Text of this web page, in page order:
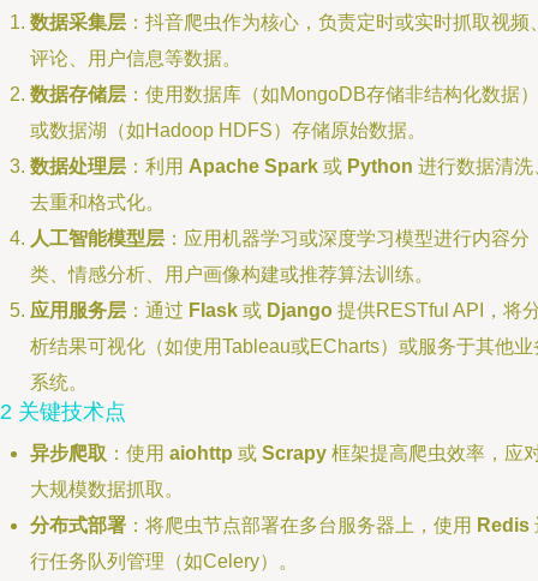
数据采集层 ：抖音爬虫作为核心，负责定时或实时抓取视频
评论、用户信息等数据。
数据存储层 ：使用数据库（如MongoDB存储非结构化数据）
或数据湖（如Hadoop HDFS）存储原始数据。
数据处理层 ：利用 Apache Spark 或 Python 进行数据清洗
去重和格式化。
人工智能模型层 ：应用机器学习或深度学习模型进行内容分
类、情感分析、用户画像构建或推荐算法训练。
应用服务层 ：通过 Flask 或 Django 提供RESTful API，将
析结果可视化（如使用Tableau或ECharts）或服务于其他业
系统。
关键技术点
异步爬取 ：使用 aiohttp 或 Scrapy 框架提高爬虫效率，应
大规模数据抓取。
分布式部署 ：将爬虫节点部署在多台服务器上，使用 Redis
行任务队列管理（如Celery）。